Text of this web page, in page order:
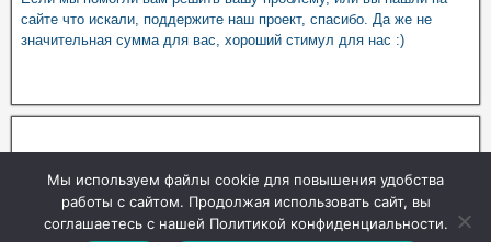
сайте что искали, поддержите наш проект, спасибо. Да же не
значительная сумма для вас, хороший стимул для нас :)
Мы используем файлы cookie для повышения удобства
работы с сайтом. Продолжая использовать сайт, вы
соглашаетесь с нашей Политикой конфиденциальности.